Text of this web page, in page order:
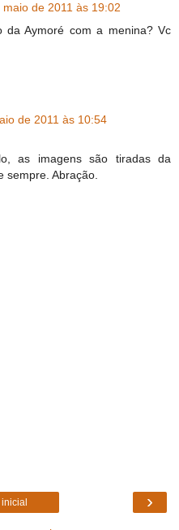
maio de 2011 às 19:02
da Aymoré com a menina? Vc
de 2011 às 10:54
as imagens são tiradas da
sempre. Abração.
›